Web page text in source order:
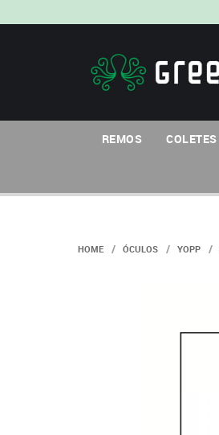
REMOS COLETES
HOME ÓCULOS YOPP